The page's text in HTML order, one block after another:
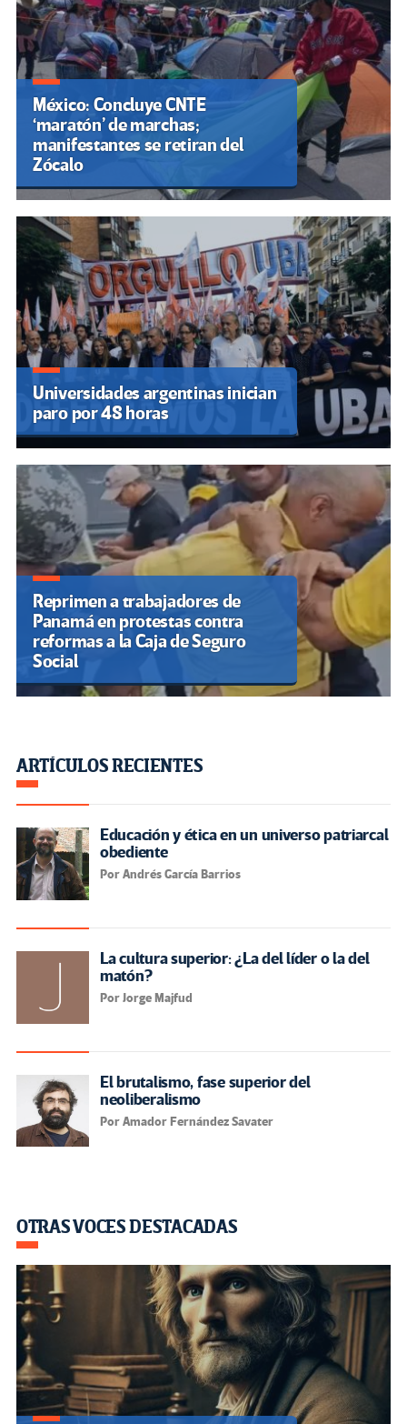
México: Concluye CNTE
‘maratón’ de marchas;
manifestantes se retiran del
Zócalo
Universidades argentinas inician
paro por 48 horas
Reprimen a trabajadores de
Panamá en protestas contra
reformas a la Caja de Seguro
Social
ARTÍCULOS RECIENTES
Educación y ética en un universo patriarcal
obediente
Por Andrés García Barrios
La cultura superior: ¿La del líder o la del
matón?
Por Jorge Majfud
El brutalismo, fase superior del
neoliberalismo
Por Amador Fernández Savater
OTRAS VOCES DESTACADAS